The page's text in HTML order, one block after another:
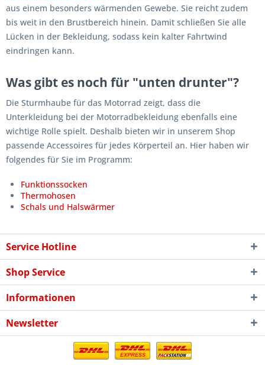
aus einem besonders wärmenden Gewebe. Sie reicht zudem
bis weit in den Brustbereich hinein. Damit schließen Sie alle
Lücken in der Bekleidung, sodass kein kalter Fahrtwind
eindringen kann.
Was gibt es noch für "unten drunter"?
Die Sturmhaube für das Motorrad zeigt, dass die
Unterkleidung bei der Motorradbekleidung ebenfalls eine
wichtige Rolle spielt. Deshalb bieten wir in unserem Shop
passende Accessoires für jedes Körperteil an. Hier haben wir
folgendes für Sie im Programm:
Funktionssocken
Thermohosen
Schals und Halswärmer
Service Hotline
Shop Service
Informationen
Newsletter